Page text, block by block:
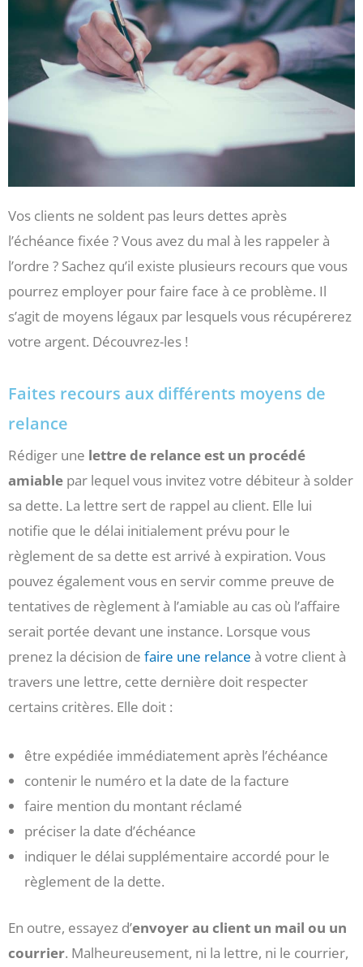
Vos clients ne soldent pas leurs dettes après
l’échéance fixée ? Vous avez du mal à les rappeler à
l’ordre ? Sachez qu’il existe plusieurs recours que vous
pourrez employer pour faire face à ce problème. Il
s’agit de moyens légaux par lesquels vous récupérerez
votre argent. Découvrez-les !
Faites recours aux différents moyens de
relance
Rédiger une lettre de relance est un procédé
amiable par lequel vous invitez votre débiteur à solder
sa dette. La lettre sert de rappel au client. Elle lui
notifie que le délai initialement prévu pour le
règlement de sa dette est arrivé à expiration. Vous
pouvez également vous en servir comme preuve de
tentatives de règlement à l’amiable au cas où l’affaire
serait portée devant une instance. Lorsque vous
prenez la décision de faire une relance à votre client à
travers une lettre, cette dernière doit respecter
certains critères. Elle doit :
être expédiée immédiatement après l’échéance
contenir le numéro et la date de la facture
faire mention du montant réclamé
préciser la date d’échéance
indiquer le délai supplémentaire accordé pour le
règlement de la dette.
En outre, essayez d’envoyer au client un mail ou un
courrier. Malheureusement, ni la lettre, ni le courrier,